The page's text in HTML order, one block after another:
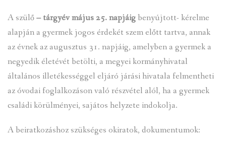
A szülő– tárgyév május 25. napjáigbenyújtott- kérelme
alapján a gyermek jogos érdekét szem előtt tartva, annak
az évnek az augusztus 31. napjáig, amelyben a gyermek a
negyedik életévét betölti, a megyei kormányhivatal
általános illetékességgel eljáró járási hivatala felmentheti
az óvodai foglalkozáson való részvétel alól, ha a gyermek
családi körülményei, sajátos helyzete indokolja.
A beiratkozáshoz szükséges okiratok, dokumentumok: